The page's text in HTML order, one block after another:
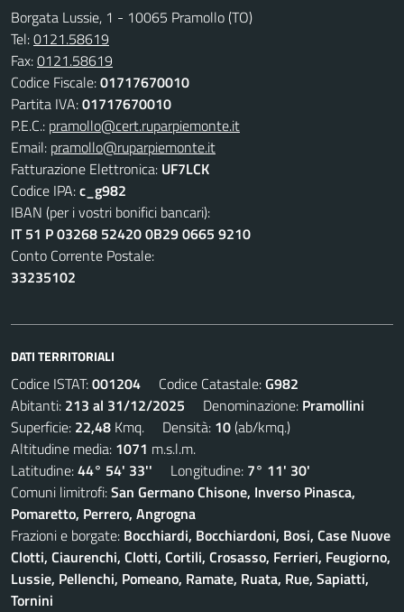
Borgata Lussie, 1 - 10065 Pramollo (TO)
Tel:0121.58619
Fax:0121.58619
Codice Fiscale:01717670010
Partita IVA:01717670010
P.E.C.: pramollo@cert.ruparpiemonte.it
Email: pramollo@ruparpiemonte.it
Fatturazione Elettronica: UF7LCK
Codice IPA:c_g982
IBAN (per i vostri bonifici bancari):
IT 51 P 03268 52420 0B29 0665 9210
Conto Corrente Postale:
33235102
DATI TERRITORIALI
Codice ISTAT:001204 Codice Catastale:G982
Abitanti: 213 al 31/12/2025 Denominazione: Pramollini
Superficie: 22,48 Kmq. Densità: 10(ab/kmq.)
Altitudine media: 1071 m.s.l.m.
Latitudine:44° 54' 33'' Longitudine: 7° 11' 30'
Comuni limitrofi:San Germano Chisone, Inverso Pinasca,
Pomaretto, Perrero, Angrogna
Frazioni e borgate: Bocchiardi, Bocchiardoni, Bosi, Case Nuove
Clotti, Ciaurenchi, Clotti, Cortili, Crosasso, Ferrieri, Feugiorno,
Lussie, Pellenchi, Pomeano, Ramate, Ruata, Rue, Sapiatti,
Tornini